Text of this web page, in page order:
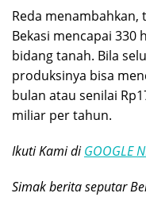
Reda menambahkan,
Bekasi mencapai 330
bidang tanah. Bila
produksinya bisa
bulan atau senilai
miliar per tahun.
Ikuti Kami diGOOGLE
Simak berita seputar